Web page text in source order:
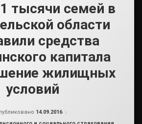
тысячи семей в
области
средства
капитала
жилищных
условий
14.09.2016